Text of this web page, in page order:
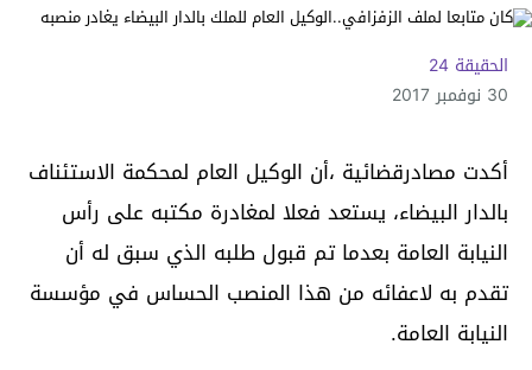
الحقيقة 24
30 نوفمبر 2017
أكدت مصادرقضائية ،أن الوكيل العام لمحكمة الاستئناف
بالدار البيضاء، يستعد فعلا لمغادرة مكتبه على رأس
النيابة العامة بعدما تم قبول طلبه الذي سبق له أن
تقدم به لاعفائه من هذا المنصب الحساس في مؤسسة
النيابة العامة.